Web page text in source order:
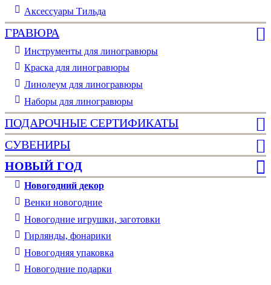
Аксессуары Тильда
ГРАВЮРА
Инструменты для линогравюры
Краска для линогравюры
Линолеум для линогравюры
Наборы для линогравюры
ПОДАРОЧНЫЕ СЕРТИФИКАТЫ
СУВЕНИРЫ
НОВЫЙ ГОД
Новогодний декор
Венки новогодние
Новогодние игрушки, заготовки
Гирлянды, фонарики
Новогодняя упаковка
Новогодние подарки